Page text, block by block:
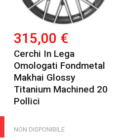
315,00 €
Cerchi In Lega
Omologati Fondmetal
Makhai Glossy
Titanium Machined 20
Pollici
NON DISPONIBILE